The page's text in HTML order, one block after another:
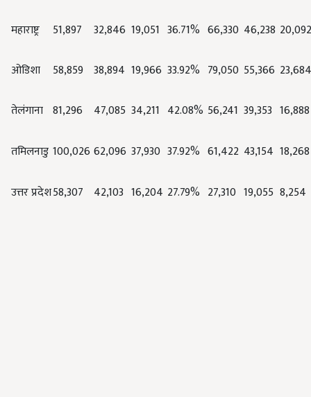
महाराष्ट्र 51,897 32,846 19,051 36.71% 66,330 46,238 20,092
ओडिशा 58,859 38,894 19,966 33.92% 79,050 55,366 23,684
तेलंगाना 81,296 47,085 34,211 42.08% 56,241 39,353 16,888
तमिलनाडु 100,02662,096 37,930 37.92% 61,422 43,154 18,268
उत्तर प्रदेश58,307 42,103 16,204 27.79% 27,310 19,055 8,254